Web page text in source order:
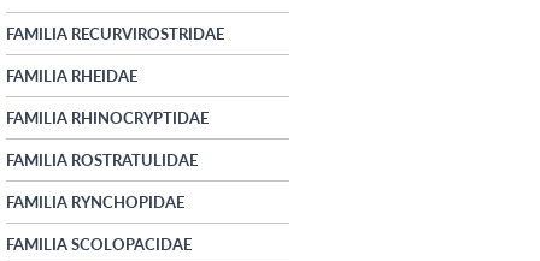
FAMILIA RECURVIROSTRIDAE
FAMILIA RHEIDAE
FAMILIA RHINOCRYPTIDAE
FAMILIA ROSTRATULIDAE
FAMILIA RYNCHOPIDAE
FAMILIA SCOLOPACIDAE